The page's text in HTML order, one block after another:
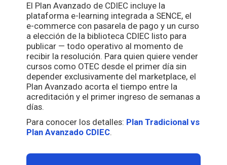
El Plan Avanzado de CDIEC incluye la
plataforma e-learning integrada a SENCE, el
e-commerce con pasarela de pago y un curso
a elección de la biblioteca CDIEC listo para
publicar — todo operativo al momento de
recibir la resolución. Para quien quiere vender
cursos como OTEC desde el primer día sin
depender exclusivamente del marketplace, el
Plan Avanzado acorta el tiempo entre la
acreditación y el primer ingreso de semanas a
días.
Para conocer los detalles: Plan Tradicional vs
Plan Avanzado CDIEC.